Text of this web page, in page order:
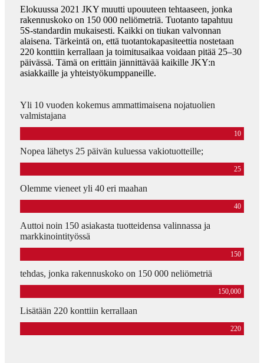
Elokuussa 2021 JKY muutti upouuteen tehtaaseen, jonka
rakennuskoko on 150 000 neliömetriä. Tuotanto tapahtuu
5S-standardin mukaisesti. Kaikki on tiukan valvonnan
alaisena. Tärkeintä on, että tuotantokapasiteettia nostetaan
220 konttiin kerrallaan ja toimitusaikaa voidaan pitää 25–30
päivässä. Tämä on erittäin jännittävää kaikille JKY:n
asiakkaille ja yhteistyökumppaneille.
Yli 10 vuoden kokemus ammattimaisena nojatuolien
valmistajana
10
Nopea lähetys 25 päivän kuluessa vakiotuotteille;
25
Olemme vieneet yli 40 eri maahan
40
Auttoi noin 150 asiakasta tuotteidensa valinnassa ja
markkinointityössä
150
tehdas, jonka rakennuskoko on 150 000 neliömetriä
150,000
Lisätään 220 konttiin kerrallaan
220